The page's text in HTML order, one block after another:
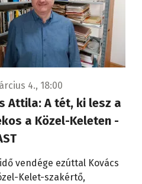
4., 18:00
Attila: A tét, ki lesz a
a Közel-Keleten -
vendége ezúttal Kovács
Kelet-szakértő,